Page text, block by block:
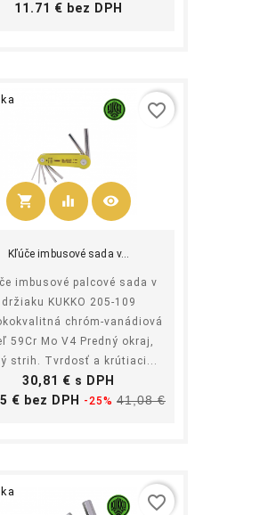
11.71 € bez DPH
shopping_cart
Kúpiť
equalizer visibility
Kľúče imbusové sada v...
imbusové palcové sada v
držiaku KUKKO 205-109
chróm-vanádiová
59Cr Mo V4 Predný okraj,
strih. Tvrdosť a krútiaci...
Cena
30,81 € s DPH
€ bez DPH Základná
-25% 41,08 €Cena
favorite_border
favorite_border